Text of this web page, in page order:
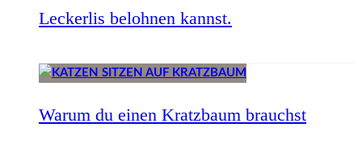
Leckerlis belohnen kannst.
Warum du einen Kratzbaum brauchst